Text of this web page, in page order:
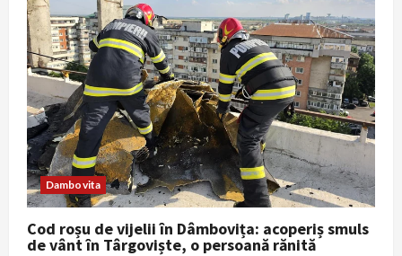
Dambovita
Cod roșu de vijelii în Dâmbovița: acoperiș smuls
de vânt în Târgoviște, o persoană rănită